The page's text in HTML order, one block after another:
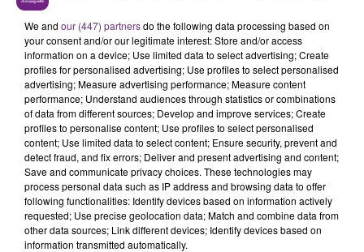
4h56
4h56
TEDDYBEAR
Chaussures Roses
4h54
4h54
ALEX WARREN
Ordinary
4h49
4h49
We and our (447) partnersdo the following data processing based on
your consent and/or our legitimate interest: Store and/or access
information on a device; Use limited data to select advertising; Create
profiles for personalised advertising; Use profiles to select personalised
advertising; Measure advertising performance; Measure content
performance; Understand audiences through statistics or combinations
of data from different sources; Develop and improve services; Create
profiles to personalise content; Use profiles to select personalised
content; Use limited data to select content; Ensure security, prevent and
detect fraud, and fix errors; Deliver and present advertising and content;
Save and communicate privacy choices. These technologies may
process personal data such as IP address and browsing data to offer
following functionalities: Identify devices based on information actively
requested; Use precise geolocation data; Match and combine data from
other data sources; Link different devices; Identify devices based on
information transmitted automatically.